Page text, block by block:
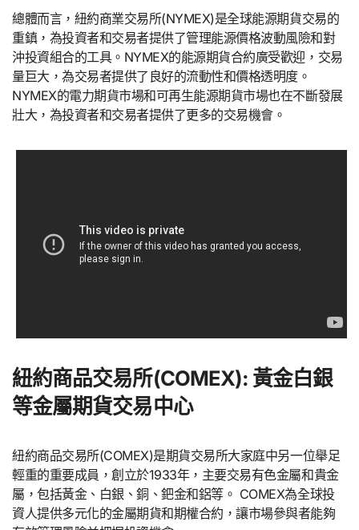
總體而言，紐約商業交易所(NYMEX)是全球能源期貨交易的
重鎮，為投資者和交易者提供了管理能源價格波動風險和對
沖投資組合的工具。NYMEX的能源期貨合約廣受歡迎，交易
量巨大，為交易者提供了良好的流動性和價格透明度。
NYMEX的電力期貨市場和可再生能源期貨市場也在不斷發展
壯大，為投資者和交易者提供了更多的交易機會。
紐約商品交易所(COMEX): 黃金白銀
等金屬期貨交易中心
紐約商品交易所(COMEX)是期貨交易所大家庭中另一位舉足
輕重的重要成員，創立於1933年，主要交易有色金屬和貴金
屬，包括黃金、白銀、銅、鈀金和鋁等。 COMEX為全球投
資人提供多元化的金屬期貨和期權合約，讓市場參與者能夠